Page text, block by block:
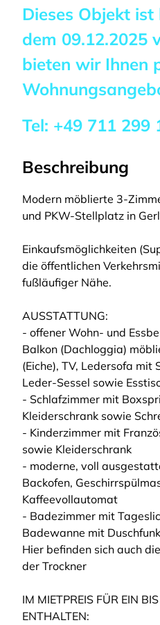
Dieses Objekt
dem 09.12.2025
bieten wir Ihnen
Tel: +49 711 299
Beschreibung
Modern möblierte 3-
und PKW-Stellplatz in
Einkaufsmöglichkeiten
die öffentlichen
fußläufiger Nähe.
AUSSTATTUNG:
- offener Wohn- und
Balkon (Dachloggia)
(Eiche), TV, Ledersofa
Leder-Sessel sowie
- Schlafzimmer mit
Kleiderschrank sowie
- Kinderzimmer mit
sowie Kleiderschrank
- moderne, voll
Backofen,
Kaffeevollautomat
- Badezimmer mit
Badewanne mit
Hier befinden sich auch
der Trockner
IM MIETPREIS FÜR EIN
ENTHALTEN: